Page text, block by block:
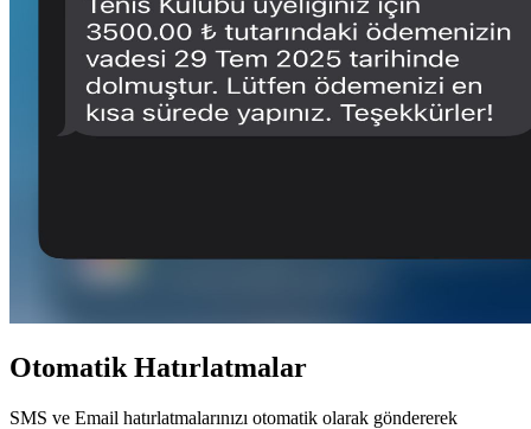
Otomatik Hatırlatmalar
SMS ve Email hatırlatmalarınızı otomatik olarak göndererek